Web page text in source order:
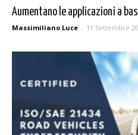
Aumentano le applicazioni a
Massimiliano Luce - 11 Settembre